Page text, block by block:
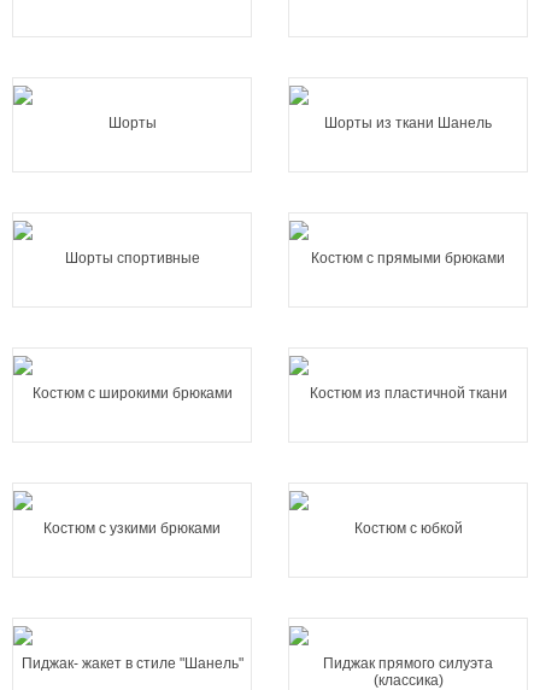
Шорты Шорты из ткани Шанель
Шорты спортивные Костюм с прямыми брюками
Костюм с широкими брюками Костюм из пластичной ткани
Костюм с узкими брюками Костюм с юбкой
Пиджак- жакет в стиле "Шанель"
Пиджак прямого силуэта
(классика)